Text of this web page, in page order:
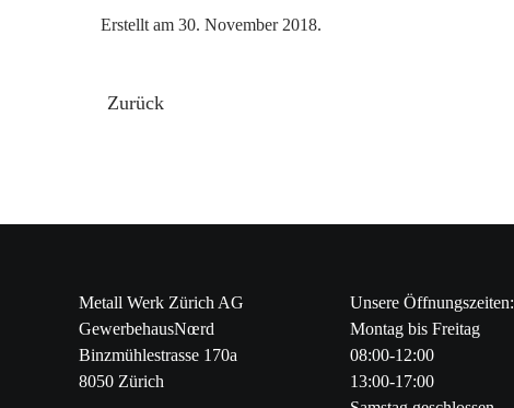
Erstellt am 30. November 2018.
Zurück
Metall Werk Zürich AG
GewerbehausNœrd
Binzmühlestrasse 170a
8050 Zürich
Unsere Öffnungszeiten:
Montag bis Freitag
08:00-12:00
13:00-17:00